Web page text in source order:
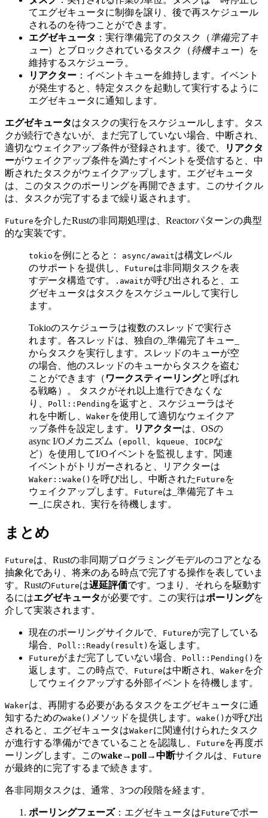
てエグゼキュータに制御を譲り、後で再スケジュール
されるのを待つことができます。
エグゼキュータ ：実行準備完了のタスク（準備完了キ
ュー）とブロックされているタスク（待機キュー）を
維持するスケジューラ。
リアクター ：イベントキューを維持します。イベント
が発生すると、特定タスクを起動して実行するように
エグゼキュータに通知します。
エグゼキュータはタスクの実行をスケジュールします。タス
クが続行できないが、まだ完了していない場合、中断され、
適切なウェイクアップ条件が登録されます。後で、
リアクタ
ーがウェイクアップ条件を満たすイベントを受信すると、中
断されたタスクがウェイクアップします。エグゼキュータ
は、このタスクのポーリングを再開できます。このサイクル
は、タスクが完了するまで繰り返されます。
Future を介したRustの非同期処理は、Reactorパターンの典型
的な実装です。
tokio を例にとると： async/awaitは構文レベル
のサポートを提供し、
Futureは非同期タスクを表
すデータ構造です。
.awaitが呼び出されると、エ
グゼキュータはタスクをスケジュールして実行し
ます。
Tokioのスケジューラは複数のスレッドで実行さ
れます。各スレッドは、独自の_準備完了キュー_
からタスクを実行します。スレッドのキューが空
の場合、他のスレッドのキューからタスクを盗む
ことができます（ ワークスティーリングと呼ばれ
る戦略）。 タスクがそれ以上進行できなくな
り、
Poll::Pending を返すと、スケジューラはそ
れを中断し、 Wakerを使用して適切なウェイクア
ップ条件を設定します。
リアクターは、OSの
async I/Oメカニズム（epoll kqueue IOCPな
ど）を使用してI/Oイベントを監視します。関連
イベントがトリガーされると、リアクターは
Waker::wake() を呼び出し、中断された Future を
ウェイクアップします。
Futureは_準備完了キュ
ー_に戻され、実行を待機します。
まとめ
Futureは、Rustの非同期プログラミングモデルのコアとなる
抽象化であり、将来のある時点で完了する操作を表していま
す。RustのFutureは遅延評価です。つまり、それらを駆動す
るにはエグゼキュータが必要です。この実行はポーリングを
介して実装されます。
現在のポーリングサイクルで、 Futureが完了している
場合、
Poll::Ready(result) を返します。
Futureがまだ完了していない場合、 Poll::Pending() を
返します。この時点で、
Futureは中断され、 Wakerを介
してウェイクアップする外部イベントを待機します。
Wakerは、再開する必要があるタスクをエグゼキュータに通
知するためのwake() メソッドを提供します。 wake() が呼び出
されると、エグゼキュータはWakerに関連付けられたタスク
が進行する準備ができていることを認識し、
Future を再度ポ
ーリングします。このwake→poll→中断サイクルは、 Future
が最終的に完了するまで続きます。
各非同期タスクは、通常、3つの段階を経ます。
ポーリングフェーズ：エグゼキュータはFutureでポー